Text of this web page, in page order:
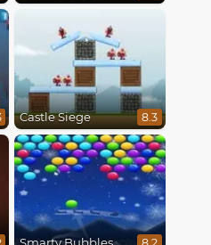
Castle Siege 8.3